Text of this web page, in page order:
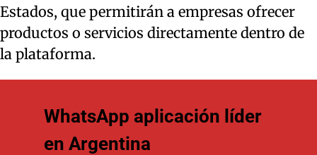
Estados, que permitirán a empresas ofrecer
productos o servicios directamente dentro de
la plataforma.
WhatsApp aplicación líder
en Argentina